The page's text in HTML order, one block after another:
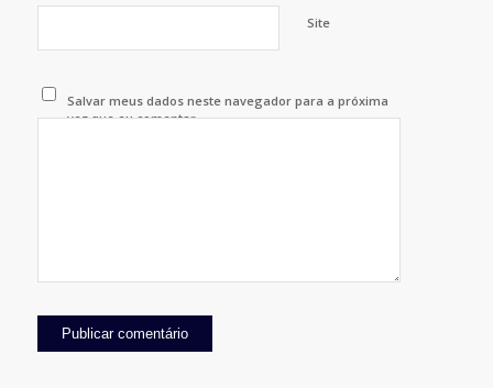
Site
Salvar meus dados neste navegador para a próxima
vez que eu comentar.